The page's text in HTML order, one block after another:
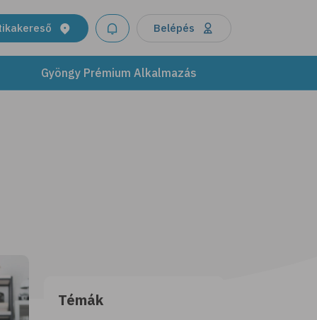
Belépés
Gyöngy Prémium Alkalmazás
Témák